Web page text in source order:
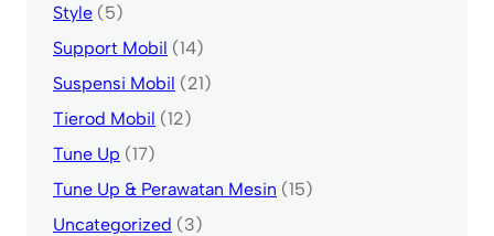
Style (5)
Support Mobil (14)
Suspensi Mobil (21)
Tierod Mobil (12)
Tune Up (17)
Tune Up & Perawatan Mesin (15)
Uncategorized (3)